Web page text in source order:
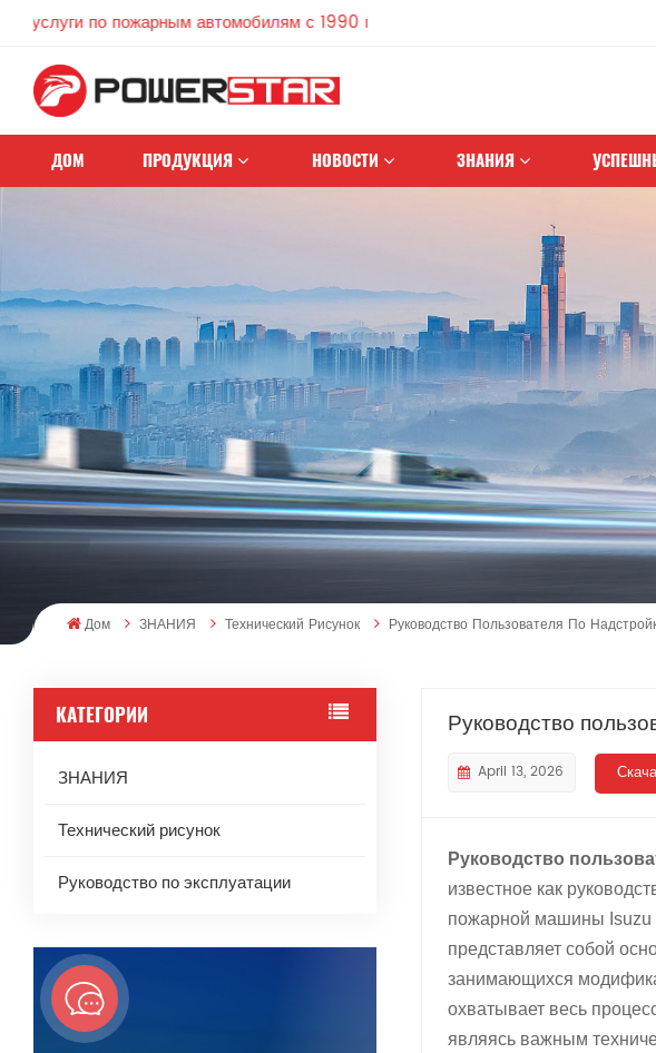
пожарным автомобилям с 1990 года
ДОМ ПРОДУКЦИЯ НОВОСТИ ЗНАНИЯ
Дом ЗНАНИЯ Технический Рисунок Руководство Пользователя По
КАТЕГОРИИ
ЗНАНИЯ
Технический рисунок
Руководство по эксплуатации
Руководство
April 13, 2026
Руководство
известное как
пожарной машины Isuzu
представляет собой
занимающихся
охватывает весь
являясь важным